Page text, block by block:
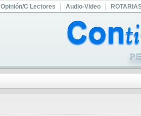
Opinión/C Lectores Audio-Video